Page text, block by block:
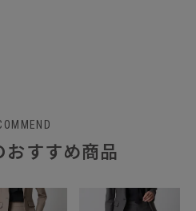
おすすめ商品